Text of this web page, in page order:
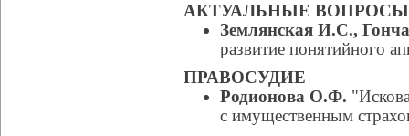
АКТУАЛЬНЫЕ
Землянская И.С.,
развитие понятийного
ПРАВОСУДИЕ
Родионова О.Ф.
с имущественным